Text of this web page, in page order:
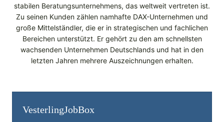
stabilen Beratungsunternehmens, das weltweit vertreten ist.
Zu seinen Kunden zählen namhafte DAX-Unternehmen und
große Mittelständler, die er in strategischen und fachlichen
Bereichen unterstützt. Er gehört zu den am schnellsten
wachsenden Unternehmen Deutschlands und hat in den
letzten Jahren mehrere Auszeichnungen erhalten.
Vesterling­JobBox